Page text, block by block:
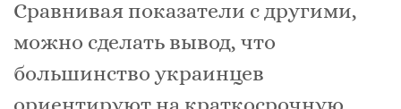
Сравнивая показатели с другими,
можно сделать вывод, что
большинство украинцев